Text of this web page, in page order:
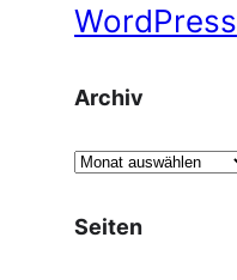
WordPress
Archiv
A
c
Seiten